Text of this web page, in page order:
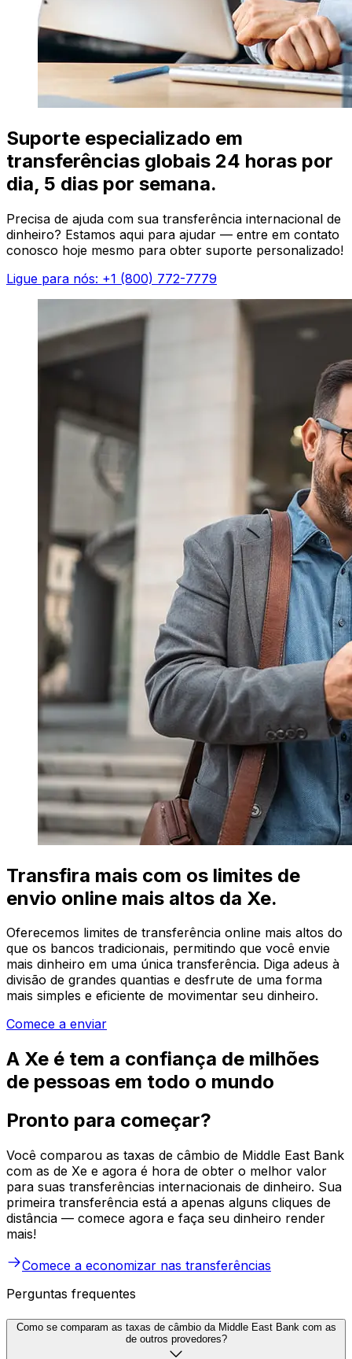
Suporte especializado em
transferências globais 24 horas por
dia, 5 dias por semana.
Precisa de ajuda com sua transferência internacional de
dinheiro? Estamos aqui para ajudar — entre em contato
conosco hoje mesmo para obter suporte personalizado!
Ligue para nós: +1 (800) 772-7779
Transfira mais com os limites de
envio online mais altos da Xe.
Oferecemos limites de transferência online mais altos do
que os bancos tradicionais, permitindo que você envie
mais dinheiro em uma única transferência. Diga adeus à
divisão de grandes quantias e desfrute de uma forma
mais simples e eficiente de movimentar seu dinheiro.
Comece a enviar
A Xe é tem a confiança de milhões
de pessoas em todo o mundo
Pronto para começar?
Você comparou as taxas de câmbio de Middle East Bank
com as de Xe e agora é hora de obter o melhor valor
para suas transferências internacionais de dinheiro. Sua
primeira transferência está a apenas alguns cliques de
distância — comece agora e faça seu dinheiro render
mais!
Comece a economizar nas transferências
Perguntas frequentes
Como se comparam as taxas de câmbio da Middle East Bank com as
de outros provedores?